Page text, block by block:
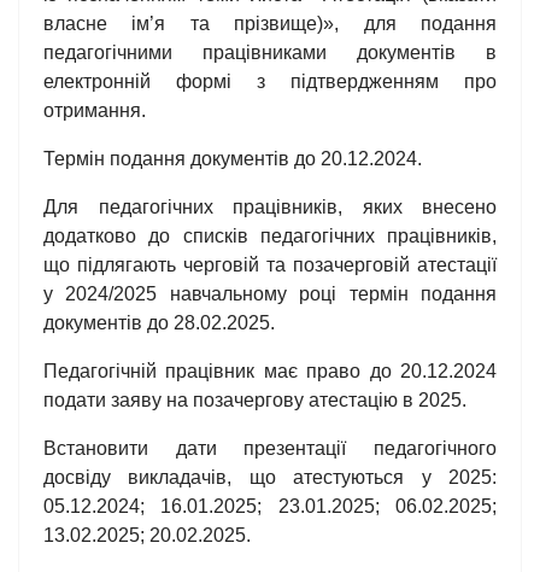
власне ім’я та прізвище)», для подання
педагогічними працівниками документів в
електронній формі з підтвердженням про
отримання.
Термін подання документів до 20.12.2024.
Для педагогічних працівників, яких внесено
додатково до списків педагогічних працівників,
що підлягають черговій та позачерговій атестації
у 2024/2025 навчальному році термін подання
документів до 28.02.2025.
Педагогічній працівник має право до 20.12.2024
подати заяву на позачергову атестацію в 2025.
Встановити дати презентації педагогічного
досвіду викладачів, що атестуються у 2025:
05.12.2024; 16.01.2025; 23.01.2025; 06.02.2025;
13.02.2025; 20.02.2025.